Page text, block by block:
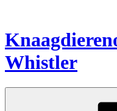
de
inhoud
Whistler